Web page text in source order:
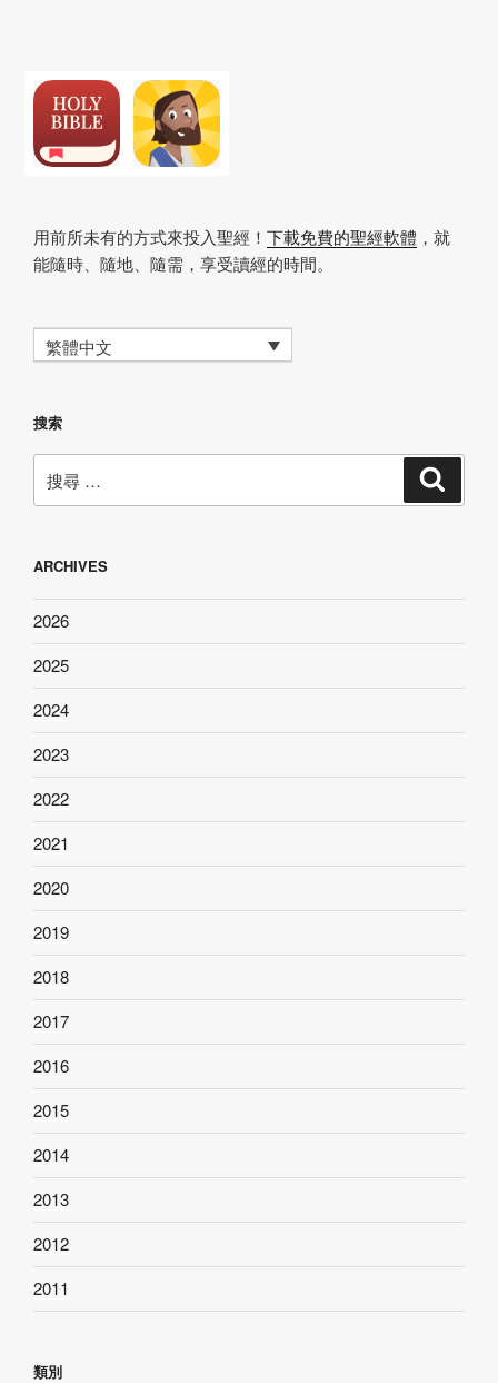
用前所未有的方式來投入聖經！ 下載免費的聖經軟體 ，就
能隨時、隨地、隨需，享受讀經的時間。
繁體中文
搜索
尋：
ARCHIVES
2026
2025
2024
2023
2022
2021
2020
2019
2018
2017
2016
2015
2014
2013
2012
2011
類別